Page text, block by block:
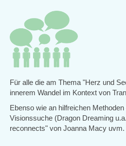
Für alle die am Thema "Herz und
innerem Wandel im Kontext von
Ebenso wie an hilfreichen
Visionssuche (Dragon Dreaming
reconnects" von Joanna Macy uvm.